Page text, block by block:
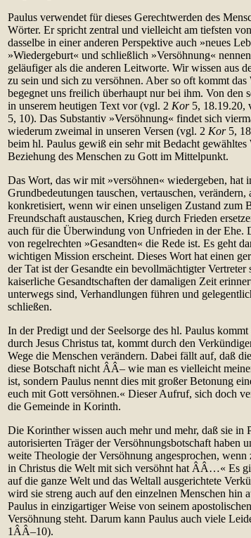
Paulus verwendet für dieses Gerechtwerden des
Wörter. Er spricht zentral und vielleicht am tiefsten
dasselbe in einer anderen Perspektive auch »neues
»Wiedergeburt« und schließlich »Versöhnung«
geläufiger als die anderen Leitworte. Wir wissen aus
zu sein und sich zu versöhnen. Aber so oft kommt
begegnet uns freilich überhaupt nur bei ihm. Von den
in unserem heutigen Text vor (vgl. 2 Kor5, 18.19.20,
5, 10). Das Substantiv »Versöhnung« findet sich
wiederum zweimal in unseren Versen (vgl. 2 Kor5,
beim hl. Paulus gewiß ein sehr mit Bedacht
Beziehung des Menschen zu Gott im Mittelpunkt.
Das Wort, das wir mit »versöhnen« wiedergeben, hat
Grundbedeutungen tauschen, vertauschen,
konkretisiert, wenn wir einen unseligen Zustand zum
Freundschaft austauschen, Krieg durch Frieden
auch für die Überwindung von Unfrieden in der Ehe.
von regelrechten »Gesandten« die Rede ist. Es geht
wichtigen Mission erscheint. Dieses Wort hat einen
der Tat ist der Gesandte ein bevollmächtigter
kaiserliche Gesandtschaften der damaligen Zeit
unterwegs sind, Verhandlungen führen und
schließen.
In der Predigt und der Seelsorge des hl. Paulus
durch Jesus Christus tat, kommt durch den
Wege die Menschen verändern. Dabei fällt auf, daß
diese Botschaft nicht ÂÂ– wie man es vielleicht
ist, sondern Paulus nennt dies mit großer Betonung
euch mit Gott versöhnen.« Dieser Aufruf, sich doch
die Gemeinde in Korinth.
Die Korinther wissen auch mehr und mehr, daß sie in
autorisierten Träger der Versöhnungsbotschaft haben
weite Theologie der Versöhnung angesprochen,
in Christus die Welt mit sich versöhnt hat ÂÂ…« Es
auf die ganze Welt und das Weltall ausgerichtete
wird sie streng auch auf den einzelnen Menschen hin
Paulus in einzigartiger Weise von seinem
Versöhnung steht. Darum kann Paulus auch viele
1ÂÂ–10).